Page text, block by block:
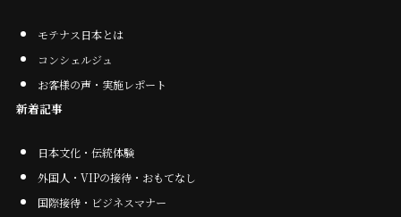
モテナス日本とは
コンシェルジュ
お客様の声・実施レポート
新着記事
日本文化・伝統体験
外国人・VIPの接待・おもてなし
国際接待・ビジネスマナー